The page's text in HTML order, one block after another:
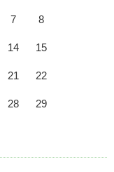
7 8
14 15
21 22
28 29